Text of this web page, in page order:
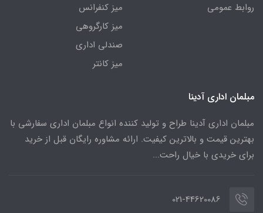
روابط عمومی
میز کنفرانس
میز کارگروهی
صندلی اداری
میز کانتر
مبلمان اداری آدینا
مبلمان اداری آدینا طراح و تولید کننده انواع مبلمان اداری سفارشی با
بهترین قیمت و بالاترین کیفیت. ارائه مشاوره رایگان قبل از خرید
برای خریدی با خیال راحت...
021-44620086